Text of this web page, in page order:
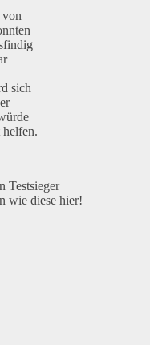
von
sich
Testsieger
wie diese hier!